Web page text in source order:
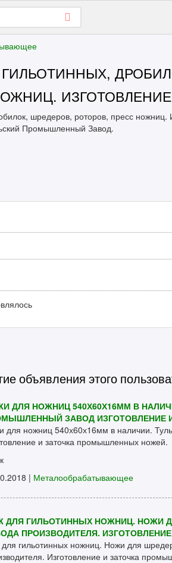
ИЗГОТОВЛЕНИЕ
шредеров, роторов, пресс
Промышленный Завод.
объявления этого
ДЛЯ НОЖНИЦ 540Х60Х16ММ В
ЗАВОД ИЗГОТОВЛЕНИЕ
для ножниц 540х60х16мм в наличии.
и заточка промышленных ножей.
| Металообрабатывающее
ДЛЯ ГИЛЬОТИННЫХ НОЖНИЦ. НОЖИ
ПРОИЗВОДИТЕЛЯ. ИЗГОТОВЛЕНИЕ
гильотинных ножниц. Ножи для
Изготовление и заточка